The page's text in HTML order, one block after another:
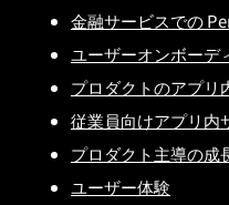
金融サービスでの
ユーザーオンボーデ
プロダクトのアプリ
従業員向けアプリ内
プロダクト主導の成
ユーザー体験